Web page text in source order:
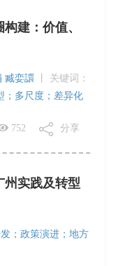
建：价值、
臧娈譞
关键词：
；多尺度；差异化
752 分享
州实践及转型
；政策演进；地方